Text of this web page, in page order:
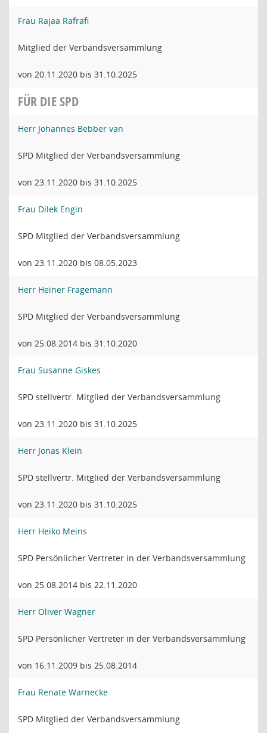
Frau Rajaa Rafrafi
Mitglied der Verbandsversammlung
von 20.11.2020 bis 31.10.2025
FÜR DIE SPD
Herr Johannes Bebber van
SPD Mitglied der Verbandsversammlung
von 23.11.2020 bis 31.10.2025
Frau Dilek Engin
SPD Mitglied der Verbandsversammlung
von 23.11.2020 bis 08.05.2023
Herr Heiner Fragemann
SPD Mitglied der Verbandsversammlung
von 25.08.2014 bis 31.10.2020
Frau Susanne Giskes
SPD stellvertr. Mitglied der Verbandsversammlung
von 23.11.2020 bis 31.10.2025
Herr Jonas Klein
SPD stellvertr. Mitglied der Verbandsversammlung
von 23.11.2020 bis 31.10.2025
Herr Heiko Meins
SPD Persönlicher Vertreter in der Verbandsversammlung
von 25.08.2014 bis 22.11.2020
Herr Oliver Wagner
SPD Persönlicher Vertreter in der Verbandsversammlung
von 16.11.2009 bis 25.08.2014
Frau Renate Warnecke
SPD Mitglied der Verbandsversammlung